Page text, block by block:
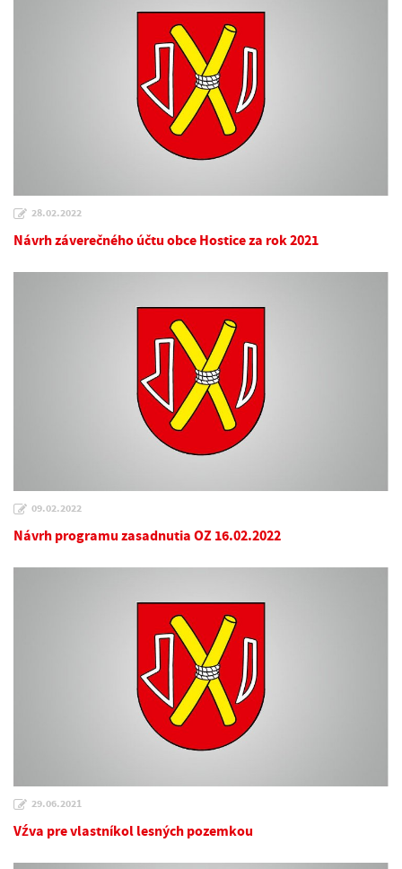
28.02.2022
Návrh záverečného účtu obce Hostice za rok 2021
09.02.2022
Návrh programu zasadnutia OZ 16.02.2022
29.06.2021
Vźva pre vlastníkol lesných pozemkou